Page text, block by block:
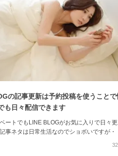
の記事更新は予約投稿を使うことで
も日々配信できます
ートでもLINE BLOGがお気に入りで日々更
事ネタは日常生活なのでショボいですが・
ると継続したい気持ちが高まります。 (さら